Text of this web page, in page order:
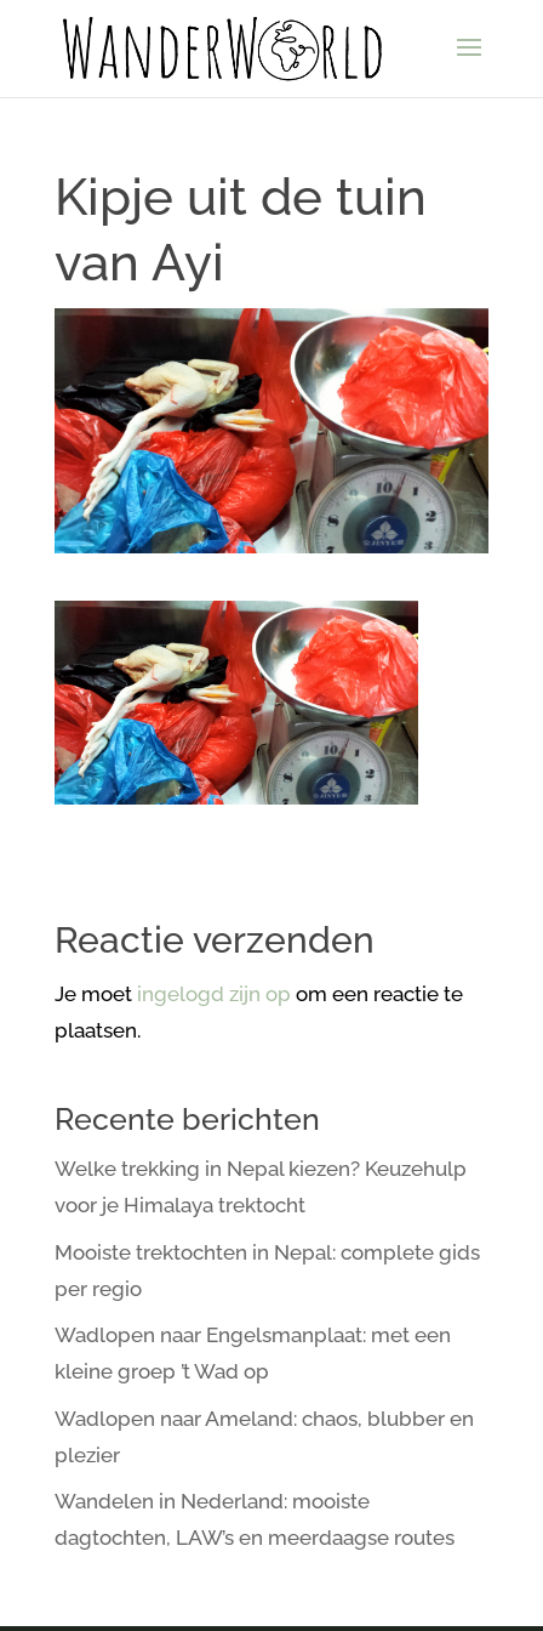
Kipje uit de tuin
van Ayi
Reactie verzenden
Je moet ingelogd zijn op om een reactie te
plaatsen.
Recente berichten
Welke trekking in Nepal kiezen? Keuzehulp
voor je Himalaya trektocht
Mooiste trektochten in Nepal: complete gids
per regio
Wadlopen naar Engelsmanplaat: met een
kleine groep ’t Wad op
Wadlopen naar Ameland: chaos, blubber en
plezier
Wandelen in Nederland: mooiste
dagtochten, LAW’s en meerdaagse routes